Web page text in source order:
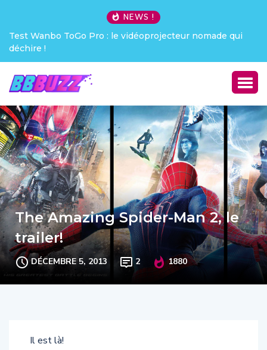
NEWS !
nomade qui
Creative Pebble X : j’ai été choqué !
The Amazing Spider-Man 2, le
trailer!
DÉCEMBRE 5, 2013 2 1880
Il est là!